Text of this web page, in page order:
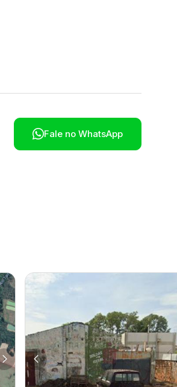
Fale no WhatsApp